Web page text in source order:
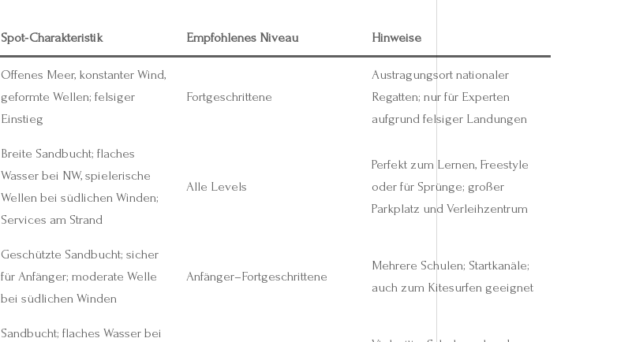
Spot‑Charakteristik Empfohlenes Niveau Hinweise
Offenes Meer, konstanter Wind,
geformte Wellen; felsiger
Einstieg
Fortgeschrittene
Austragungsort nationaler
Regatten; nur für Experten
aufgrund felsiger Landungen
Breite Sandbucht; flaches
Wasser bei NW, spielerische
Wellen bei südlichen Winden;
Services am Strand
Alle Levels
Perfekt zum Lernen, Freestyle
oder für Sprünge; großer
Parkplatz und Verleihzentrum
Geschützte Sandbucht; sicher
für Anfänger; moderate Welle
bei südlichen Winden
Anfänger–Fortgeschrittene
Mehrere Schulen; Startkanäle;
auch zum Kitesurfen geeignet
Sandbucht; flaches Wasser bei